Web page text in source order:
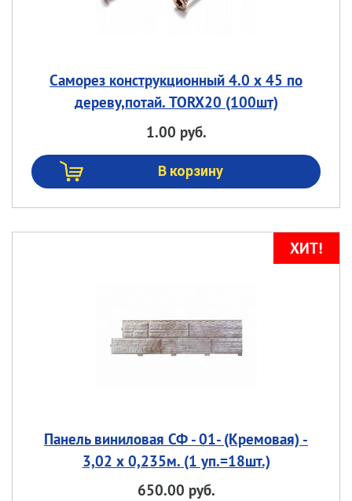
Саморез конструкционный 4.0 х 45 по
дереву,потай. TORX20 (100шт)
1.00 руб.
Панель виниловая СФ - 01- (Кремовая) -
3,02 х 0,235м. (1 уп.=18шт.)
650.00 руб.